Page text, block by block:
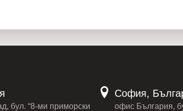
бул. “8-ми приморски
София,
офис България,